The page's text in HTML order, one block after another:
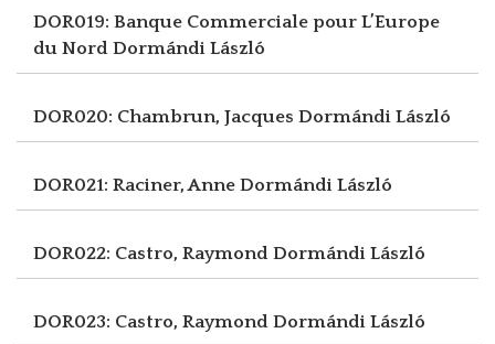
DOR019: Banque Commerciale pour L’Europe
du Nord Dormándi László
DOR020: Chambrun, Jacques Dormándi László
DOR021: Raciner, Anne Dormándi László
DOR022: Castro, Raymond Dormándi László
DOR023: Castro, Raymond Dormándi László